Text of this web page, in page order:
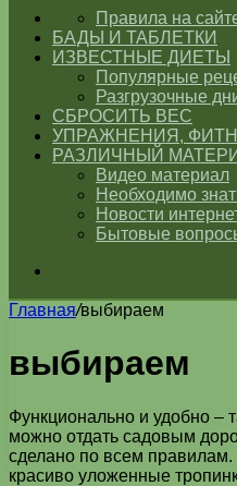
ГЛАВНАЯПравила на
БАДЫ И ТАБЛЕТКИ
ИЗВЕСТНЫЕ ДИЕТЫ
Популярные
Разгрузочные
СБРОСИТЬ ВЕС
УПРАЖНЕНИЯ,
РАЗЛИЧНЫЙ
Видео материал
Необходимо
Новости
Бытовые
Главная/выбираем
выбираем
Функционально и удобно –
можно отдать садовым
сделано по всем
красиво уложенные